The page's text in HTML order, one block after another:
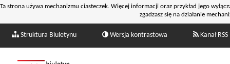
Ta strona używa mechanizmu ciasteczek. Więcej informacji oraz przykład jego
zgadzasz się na działanie
Struktura Biuletynu Wersja kontrastowa Kanał RSS